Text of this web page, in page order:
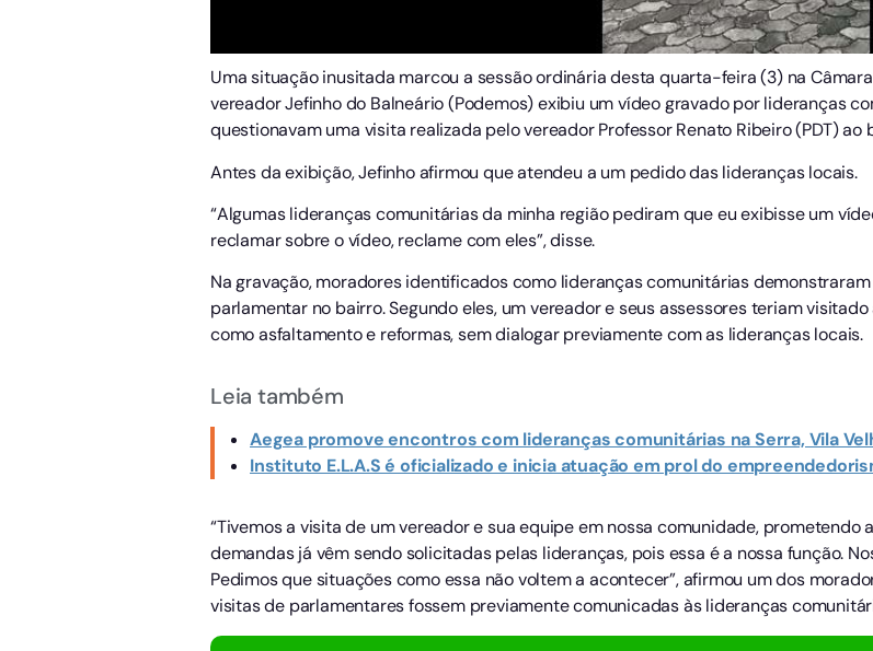
Uma situação inusitada marcou a sessão ordinária desta quarta-feira (3) na
vereador Jefinho do Balneário (Podemos) exibiu um vídeo gravado por lideranças
questionavam uma visita realizada pelo vereador Professor Renato Ribeiro (PDT) ao
Antes da exibição, Jefinho afirmou que atendeu a um pedido das lideranças locais.
“Algumas lideranças comunitárias da minha região pediram que eu exibisse um
reclamar sobre o vídeo, reclame com eles”, disse.
Na gravação, moradores identificados como lideranças comunitárias
parlamentar no bairro. Segundo eles, um vereador e seus assessores teriam
como asfaltamento e reformas, sem dialogar previamente com as lideranças locais.
Leia também
Aegea promove encontros com lideranças comunitárias na Serra, Vila
Instituto E.L.A.S é oficializado e inicia atuação em prol do
“Tivemos a visita de um vereador e sua equipe em nossa comunidade, prometendo
demandas já vêm sendo solicitadas pelas lideranças, pois essa é a nossa função.
Pedimos que situações como essa não voltem a acontecer”, afirmou um dos
visitas de parlamentares fossem previamente comunicadas às lideranças